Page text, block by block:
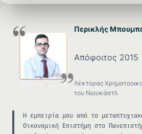
Περικλής
Απόφοιτος 2015
Λέκτορας
του Νιουκάστλ
Η εμπειρία μου από το
Οικονομική Επιστήμη στο